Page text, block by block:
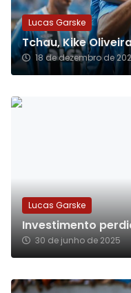
Lucas Garske
Tchau, Kike
18 de dezembro de
Lucas Garske
Investimento
30 de junho de 2025